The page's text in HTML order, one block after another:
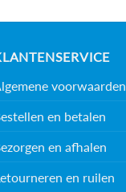
voorwaarden
en betalen
en afhalen
en ruilen